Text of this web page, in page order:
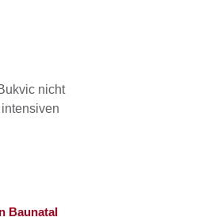
nicht
Baunatal